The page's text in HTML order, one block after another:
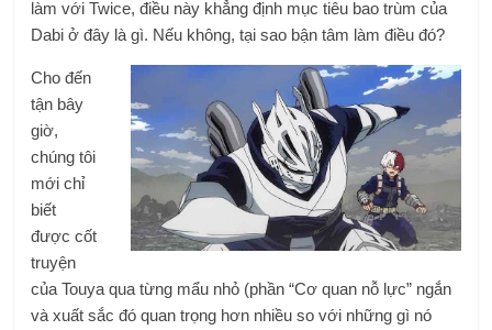
làm với Twice, điều này khẳng định mục tiêu bao trùm của
Dabi ở đây là gì. Nếu không, tại sao bận tâm làm điều đó?
Cho đến
tận bây
giờ,
chúng tôi
mới chỉ
biết
được cốt
truyện
của Touya qua từng mẩu nhỏ (phần “Cơ quan nỗ lực” ngắn
và xuất sắc đó quan trọng hơn nhiều so với những gì nó